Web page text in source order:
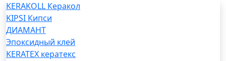
KERAKOLL Керакол
KIPSI Кипси
ДИАМАНТ
Эпоксидный клей
KERATEX кератекс